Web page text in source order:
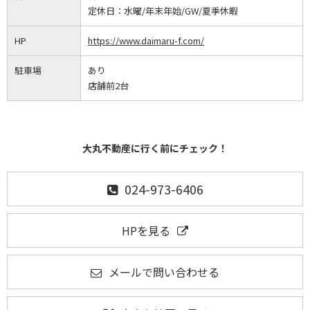
定休日： 水曜/年末年始/GW/夏季休暇
HP https://www.daimaru-f.com/
駐車場
あり
店舗前2台
大丸不動産に行く前にチェック！
024-973-6406
HPを見る
メールで問い合わせる